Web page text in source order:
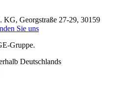
Georgstraße 27-29, 30159
Sie uns
Gruppe.
Deutschlands